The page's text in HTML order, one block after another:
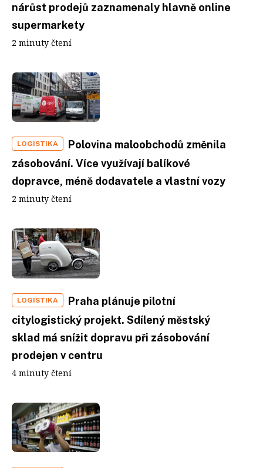
nárůst prodejů zaznamenaly hlavně online
supermarkety
2 minuty čtení
LOGISTIKA
Polovina maloobchodů změnila
zásobování. Více využívají balíkové
dopravce, méně dodavatele a vlastní vozy
2 minuty čtení
LOGISTIKA
Praha plánuje pilotní
citylogistický projekt. Sdílený městský
sklad má snížit dopravu při zásobování
prodejen v centru
4 minuty čtení